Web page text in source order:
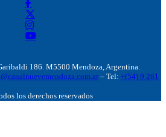
186. M5500 Mendoza, Argentina.
– Tel: +(54) 9 261
los derechos reservados